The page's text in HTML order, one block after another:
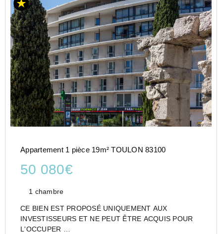
Appartement 1 pièce 19m² TOULON 83100
50 080€
1 chambre
CE BIEN EST PROPOSÉ UNIQUEMENT AUX
INVESTISSEURS ET NE PEUT ÊTRE ACQUIS POUR
L'OCCUPER